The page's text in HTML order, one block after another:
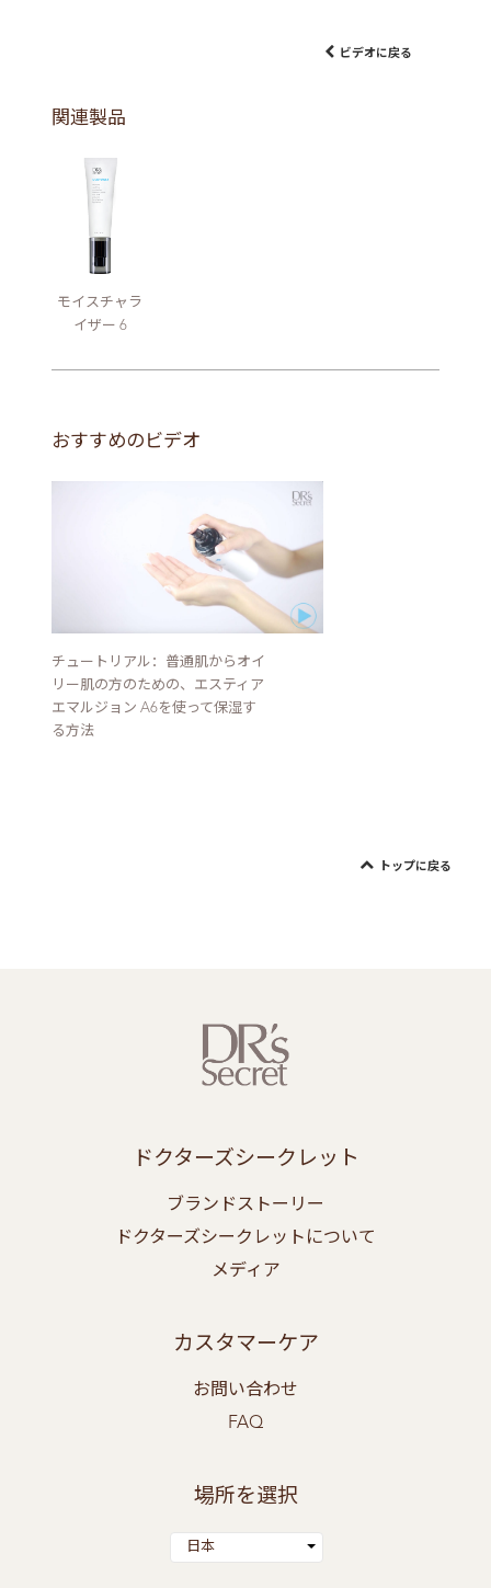
ビデオに戻る
関連製品
モイスチャラ
イザー 6
おすすめのビデオ
チュートリアル：普通肌からオイ
リー肌の方のための、エスティア
エマルジョン A6を使って保湿す
る方法
トップに戻る
ドクターズシークレット
ブランドストーリー
ドクターズシークレットについて
メディア
カスタマーケア
お問い合わせ
FAQ
場所を選択
日本